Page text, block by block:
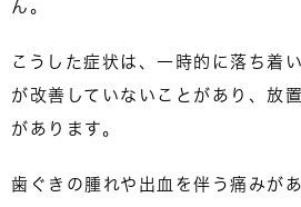
ん。
こうした症状は、一時的に落ち着
が改善していないことがあり、放
があります。
歯ぐきの腫れや出血を伴う痛みが